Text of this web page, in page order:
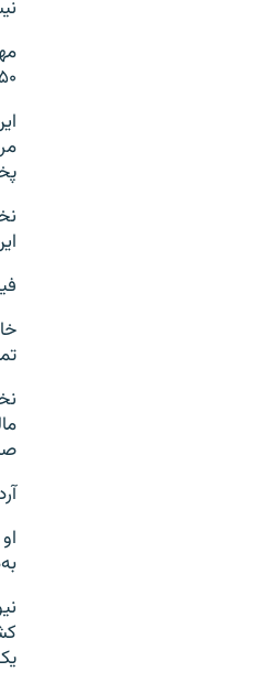
۵۰ نفر را کشت. قربانیان را کودکان خردسال، سالخوردگان، زنان و مردان تشکیل می‌دهند.
یک